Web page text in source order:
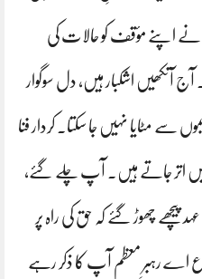
نے اپنے مؤقف کو حالات کی
آنکھیں اشکبار ہیں، دل سوگوار
سے مٹایا نہیں جا سکتا۔ کردار فنا
اتر جاتے ہیں۔ آپ چلے گئے،
پیچھے چھوڑ گئے کہ حق کی راہ پر
اے رہبرِ معظم آپ کا ذکر رہے